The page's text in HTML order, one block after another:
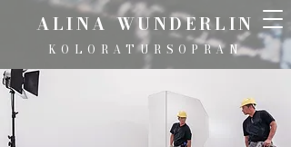
ALINA WUNDERLIN
KOLORATURSOPRAN